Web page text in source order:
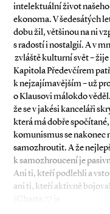
intelektuální život
ekonoma. V šedesátých
dobu žil, většinou na ni
s radostí i nostalgií. A v
zvláště kulturní svět – žije
Kapitola Předevčírem
k nejzajímavějším – už
o Klausovi málokdo
že se v jakési kanceláři
která má dobře
komunismus se nakonec
samozhroutit. A že
k samozhroucení je
Ani ti, kteří podlehli a
ani ti, kteří aktivně
(Charta 77 je